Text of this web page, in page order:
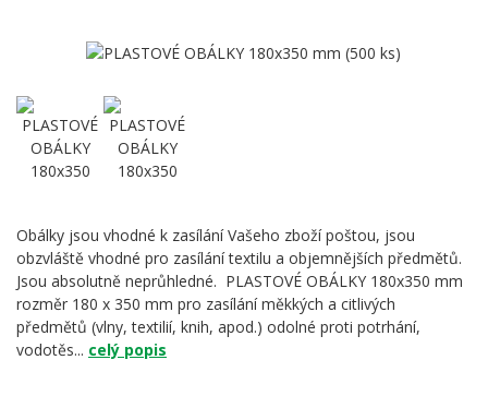
Obálky jsou vhodné k zasílání Vašeho zboží poštou, jsou
obzvláště vhodné pro zasílání textilu a objemnějších předmětů.
Jsou absolutně neprůhledné. PLASTOVÉ OBÁLKY 180x350 mm
rozměr 180 x 350 mm pro zasílání měkkých a citlivých
předmětů (vlny, textilií, knih, apod.) odolné proti potrhání,
vodotěs... celý popis